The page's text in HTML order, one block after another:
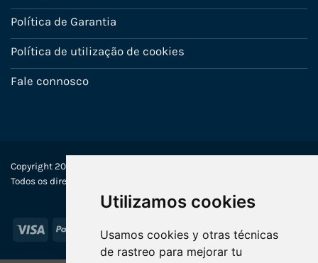
Utilizamos cookies
Usamos cookies y otras técnicas
de rastreo para mejorar tu
Política de Garantia
Política de utilização de cookies
Fale connosco
Copyright 2022-2025 © Ecosistemas Informáticos España SL –
Todos os direitos reservados
Visa PayPal MasterCard